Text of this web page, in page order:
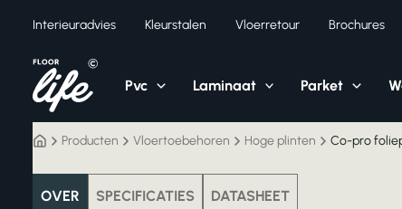
inhoud
Interieuradvies Kleurstalen Vloerretour Brochures
Pvc Laminaat Parket
Producten Vloertoebehoren Hoge plinten Co-pro
vloertoebehoren
OVER SPECIFICATIES DATASHEET